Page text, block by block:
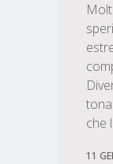
che
11